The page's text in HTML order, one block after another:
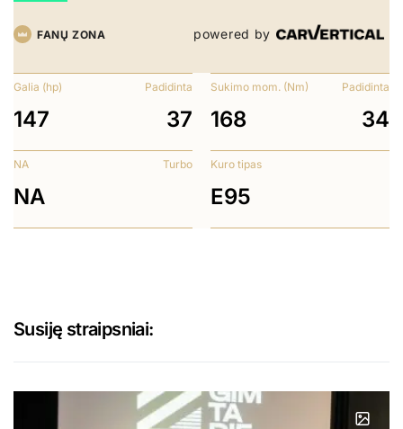
FANŲ ZONA powered by
Galia (hp) Padidinta
147 37
Sukimo mom. (Nm) Padidinta
168 34
NA Turbo
NA
Kuro tipas
E95
Susiję straipsniai: